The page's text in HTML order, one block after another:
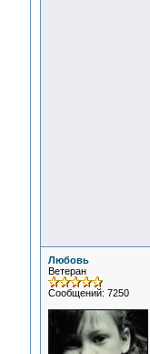
Любовь
Ветеран
Сообщений: 7250